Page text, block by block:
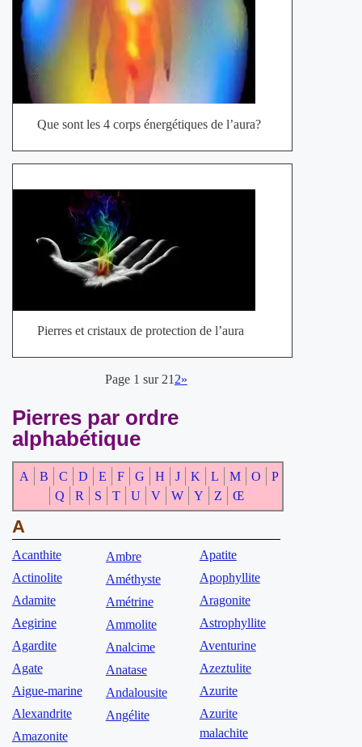
Que sont les 4 corps énergétiques de l’aura?
Pierres et cristaux de protection de l’aura
Page 1 sur 212»
Pierres par ordre
alphabétique
A B C D E F G H J K L M O
P
Q
R S T U V W Y Z Œ
A
Acanthite
Actinolite
Adamite
Aegirine
Agardite
Agate
Aigue-marine
Alexandrite
Amazonite
Ambre
Améthyste
Amétrine
Ammolite
Analcime
Anatase
Andalousite
Angélite
Apatite
Apophyllite
Aragonite
Astrophyllite
Aventurine
Azeztulite
Azurite
Azurite
malachite